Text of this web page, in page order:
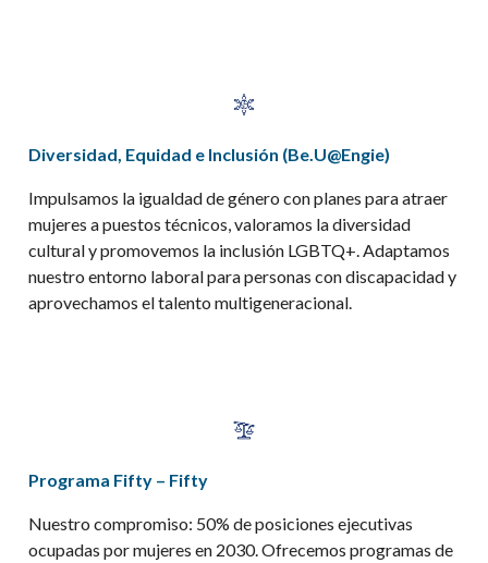
Diversidad, Equidad e Inclusión (Be.U@Engie)
Impulsamos la igualdad de género con planes para atraer
mujeres a puestos técnicos, valoramos la diversidad
cultural y promovemos la inclusión LGBTQ+. Adaptamos
nuestro entorno laboral para personas con discapacidad y
aprovechamos el talento multigeneracional.
Programa Fifty – Fifty
Nuestro compromiso: 50% de posiciones ejecutivas
ocupadas por mujeres en 2030. Ofrecemos programas de